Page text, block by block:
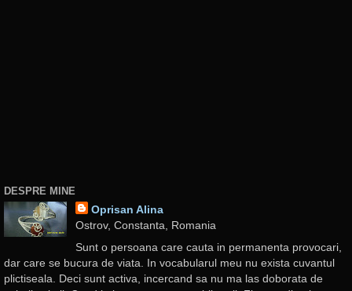
DESPRE MINE
Oprisan Alina
Ostrov, Constanta, Romania
Sunt o persoana care cauta in permanenta provocari,
dar care se bucura de viata. In vocabularul meu nu exista cuvantul
plictiseala. Deci sunt activa, incercand sa nu ma las doborata de